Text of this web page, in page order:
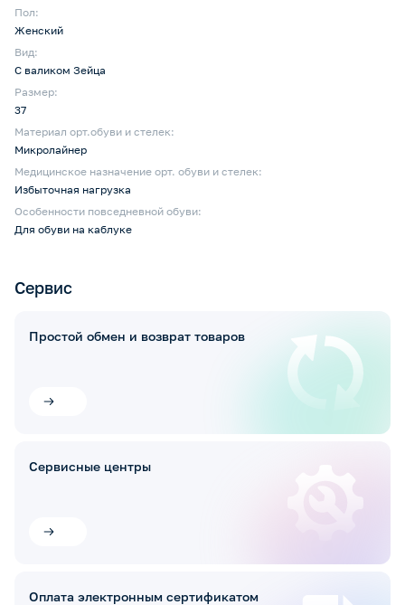
Пол:
Женский
Вид:
С валиком Зейца
Размер:
37
Материал орт.обуви и стелек:
Микролайнер
Медицинское назначение орт. обуви и стелек:
Избыточная нагрузка
Особенности повседневной обуви:
Для обуви на каблуке
Сервис
Простой обмен и возврат товаров
Сервисные центры
Оплата электронным сертификатом